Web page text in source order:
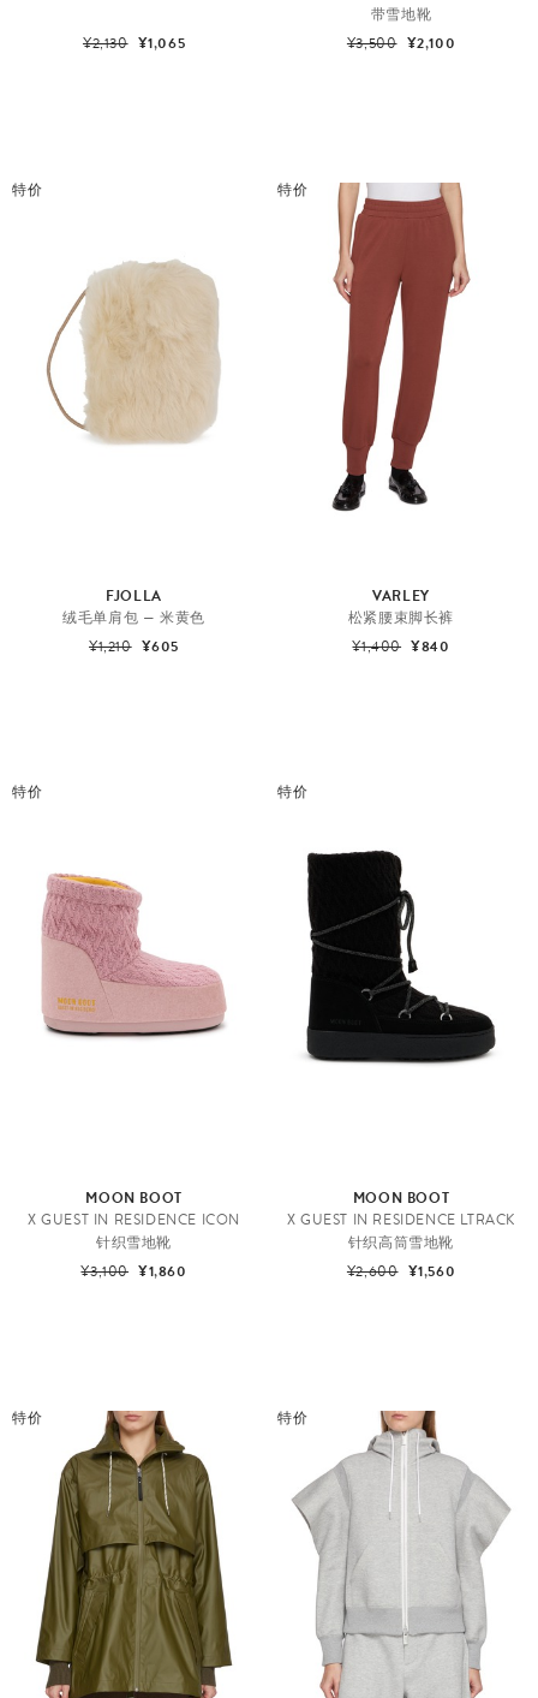
¥2,130 ¥1,065
带雪地靴
¥3,500 ¥2,100
特价
FJOLLA
绒毛单肩包 — 米黄色
¥1,210 ¥605
特价
VARLEY
松紧腰束脚长裤
¥1,400 ¥840
特价
MOON BOOT
X GUEST IN RESIDENCE ICON
针织雪地靴
¥3,100 ¥1,860
特价
MOON BOOT
X GUEST IN RESIDENCE LTRACK
针织高筒雪地靴
¥2,600 ¥1,560
特价 特价